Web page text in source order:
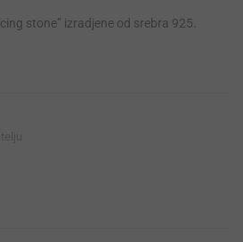
stone” izradjene od srebra 925.